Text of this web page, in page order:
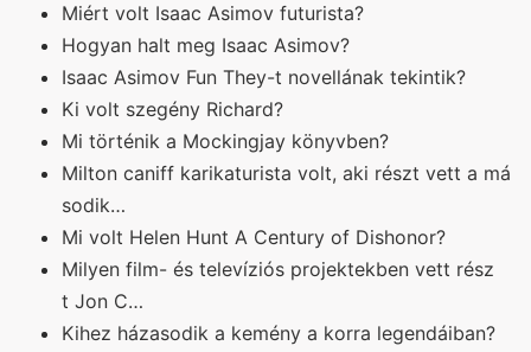
Miért volt Isaac Asimov futurista?
Hogyan halt meg Isaac Asimov?
Isaac Asimov Fun They-t novellának tekintik?
Ki volt szegény Richard?
Mi történik a Mockingjay könyvben?
Milton caniff karikaturista volt, aki részt vett a má
sodik…
Mi volt Helen Hunt A Century of Dishonor?
Milyen film- és televíziós projektekben vett rész
t Jon C…
Kihez házasodik a kemény a korra legendáiban?